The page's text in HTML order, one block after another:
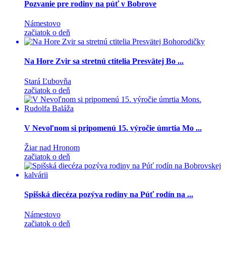
Pozvanie pre rodiny na púť v Bobrove
Námestovo
začiatok o deň
Na Hore Zvir sa stretnú ctitelia Presvätej Bo ...
Stará Ľubovňa
začiatok o deň
V Nevoľnom si pripomenú 15. výročie úmrtia Mo ...
Žiar nad Hronom
začiatok o deň
Spišská diecéza pozýva rodiny na Púť rodín na ...
Námestovo
začiatok o deň